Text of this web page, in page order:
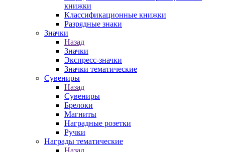
книжки
Классификационные книжки
Разрядные знаки
Значки
Назад
Значки
Экспресс-значки
Значки тематические
Сувениры
Назад
Сувениры
Брелоки
Магниты
Наградные розетки
Ручки
Награды тематические
Назад